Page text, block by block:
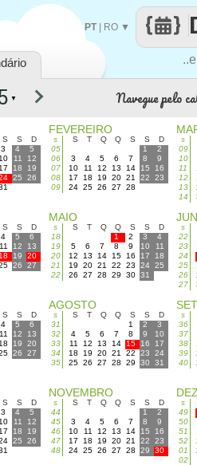
PT| RO ▼
▼ Navegue pelo
S S
D
3 4
5
10 11
12
17 18
19
25
26
FEVEREIRO
s S T Q Q S S
D
05
1
2
06
3 4 5 6 7 8
9
07
10 11 12 13 14 15
16
08
17 18 19 20 21 22
23
09
24 25 26 27 28
s
09
10
11
12
13
14
S S
D
4 5
6
11 12
13
18 19
20
26
27
MAIO
s S T Q Q S S
D
18
1 2 3
4
19
5 6 7 8 9 10
11
20
12 13 14 15 16 17
18
21
19 20 21 22 23 24
25
22
26 27 28 29 30 31
s
22
23
24
25
26
27
S S
D
4 5
6
11 12
13
18 19
20
26
27
AGOSTO
s S T Q Q S S
D
31
1 2
3
32
4 5 6 7 8 9
10
33
11 12 13 14 15 16
17
34
18 19 20 21 22 23
24
35
25 26 27 28 29 30 31
s
36
37
38
39
40
S S
D
3 4
5
10 11
12
17 18
19
25
26
NOVEMBRO
s S T Q Q S S
D
44
1
2
45
3 4 5 6 7 8
9
46
10 11 12 13 14 15
16
47
17 18 19 20 21 22
23
48
24 25 26 27 28 29 30
s
49
50
51
52
01
02